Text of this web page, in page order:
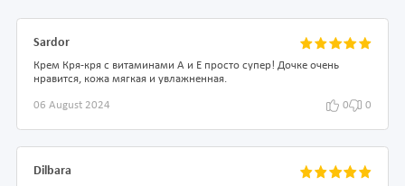
Sardor
Крем Кря-кря с витаминами А и Е просто супер! Дочке очень
нравится, кожа мягкая и увлажненная.
06 August 2024 0 0
Dilbara